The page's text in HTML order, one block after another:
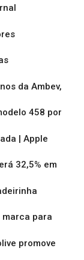
da Ambev,
458 por
| Apple
32,5% em
para
promove